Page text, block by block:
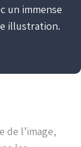
un immense
illustration.
de l’image,